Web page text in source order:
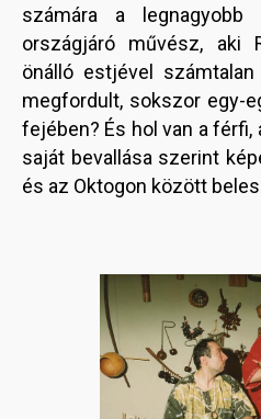
számára a
országjáró művész, aki
önálló estjével
megfordult, sokszor egy-
fejében? És hol van a férfi,
saját bevallása szerint
és az Oktogon között